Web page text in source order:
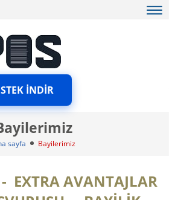
İNDİR
sayfa Bayilerimiz
EXTRA AVANTAJLAR